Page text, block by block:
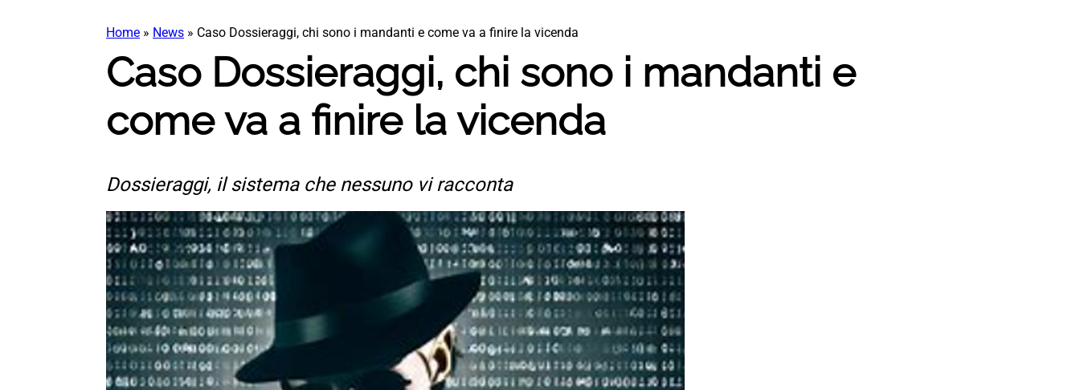
Home » News » Caso Dossieraggi, chi sono i mandanti e come va a finire la vicenda
Caso Dossieraggi, chi sono i mandanti e
come va a finire la vicenda
Dossieraggi, il sistema che nessuno vi racconta